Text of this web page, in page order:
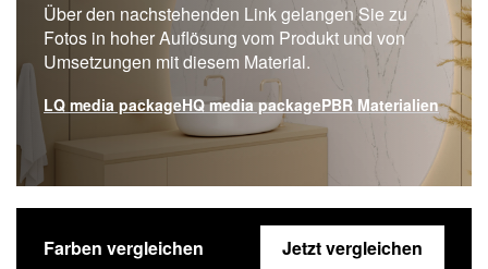
Über den nachstehenden Link gelangen Sie zu
Fotos in hoher Auflösung vom Produkt und von
Umsetzungen mit diesem Material.
LQ media packageHQ media packagePBR Materialien
Farben vergleichen Jetzt vergleichen